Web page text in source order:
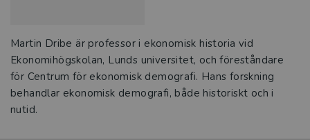
Martin Dribe är professor i ekonomisk historia vid
Ekonomihögskolan, Lunds universitet, och föreståndare
för Centrum för ekonomisk demografi. Hans forskning
behandlar ekonomisk demografi, både historiskt och i
nutid.